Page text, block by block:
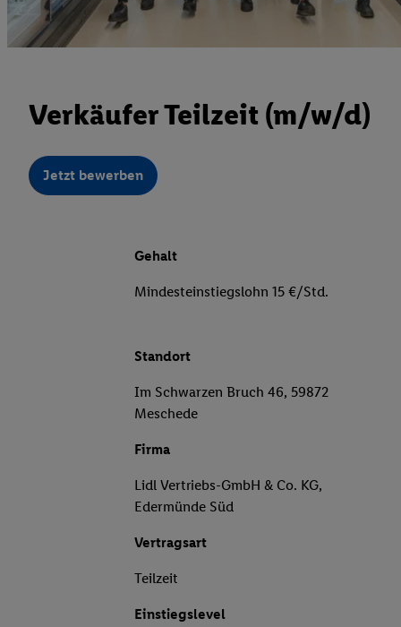
Verkäufer Teilzeit (m/w/d)
Jetzt bewerben
Gehalt
Mindesteinstiegslohn 15 €/Std.
Standort
Im Schwarzen Bruch 46, 59872
Meschede
Firma
Lidl Vertriebs-GmbH & Co. KG,
Edermünde Süd
Vertragsart
Teilzeit
Einstiegslevel